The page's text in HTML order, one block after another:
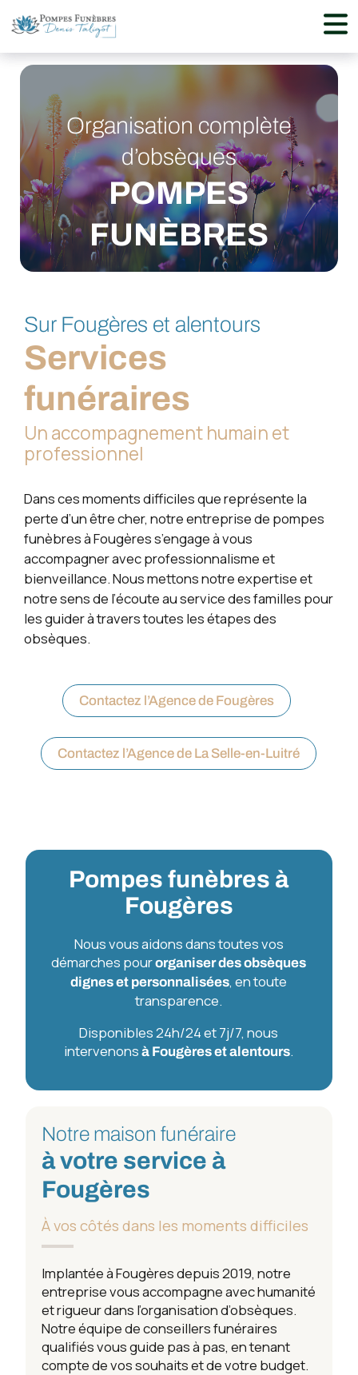
Organisation complète
d’obsèques
POMPES
FUNÈBRES
Sur Fougères et alentours
Services
funéraires
Un accompagnement humain et
professionnel
Dans ces moments difficiles que représente la
perte d’un être cher, notre entreprise de pompes
funèbres à Fougères s’engage à vous
accompagner avec professionnalisme et
bienveillance. Nous mettons notre expertise et
notre sens de l’écoute au service des familles pour
les guider à travers toutes les étapes des
obsèques.
Contactez l’Agence de Fougères
Contactez l’Agence de La Selle-en-Luitré
Pompes funèbres à
Fougères
Nous vous aidons dans toutes vos
démarches pourorganiser des obsèques
dignes et personnalisées, en toute
transparence.
Disponibles 24h/24 et 7j/7, nous
intervenonsà Fougères et alentours.
Notre maison funéraire
à votre service à
Fougères
À vos côtés dans les moments difficiles
Implantée à Fougères depuis 2019, notre
entreprise vous accompagne avec humanité
et rigueur dans l’organisation d’obsèques.
Notre équipe de conseillers funéraires
qualifiés vous guide pas à pas, en tenant
compte de vos souhaits et de votre budget.